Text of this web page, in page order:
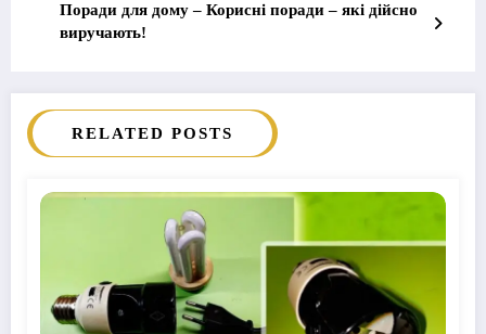
Поради для дому – Корисні поради – які дійсно
виручають!
RELATED POSTS